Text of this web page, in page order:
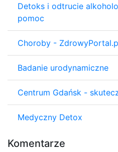
Detoks i odtrucie
pomoc
Choroby -
Badanie urodynamiczne
Centrum Gdańsk -
Medyczny Detox
Komentarze